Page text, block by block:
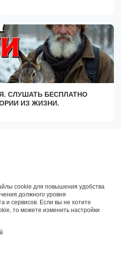
СЛУШАТЬ БЕСПЛАТНО
ИЗ ЖИЗНИ.
cookie для повышения удобства
должного уровня
и сервисов. Если вы не хотите
то можете изменить настройки